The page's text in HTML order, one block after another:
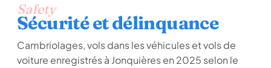
Safety
Sécurité et délinquance
Cambriolages, vols dans les véhicules et vols de
voiture enregistrés à Jonquières en 2025 selon le